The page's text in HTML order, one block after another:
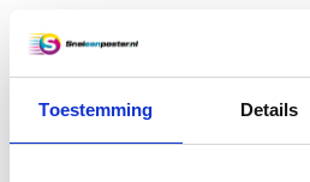
Toestemming Details
Informatie